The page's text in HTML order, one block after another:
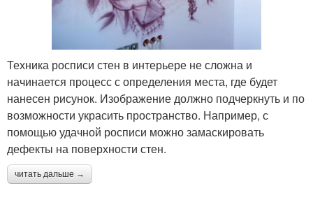
Техника росписи стен в интерьере не сложна и
начинается процесс с определения места, где будет
нанесен рисунок. Изображение должно подчеркнуть и по
возможности украсить пространство. Например, с
помощью удачной росписи можно замаскировать
дефекты на поверхности стен.
читать дальше →